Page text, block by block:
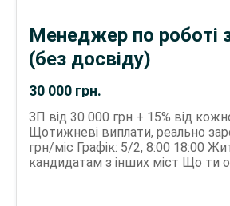
30 000 грн.
Менеджер по роботі
(без досвіду)
ЗП від 30 000 грн + 15% від
Щотижневі виплати, реально
грн/міс Графік: 5/2, 8:00 18:00 Житло надається
кандидатам з інших міст Що ти отримаєш: